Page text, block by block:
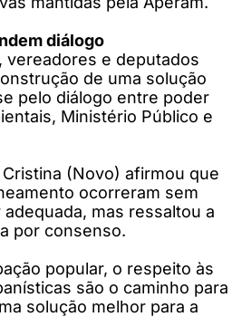
diálogo
vereadores e deputados
de uma solução
pelo diálogo entre poder
Ministério Público e
(Novo) afirmou que
ocorreram sem
mas ressaltou a
por consenso.
popular, o respeito às
são o caminho para
solução melhor para a